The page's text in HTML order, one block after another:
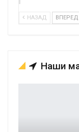
НАЗАД ВПЕРЕД
Наши